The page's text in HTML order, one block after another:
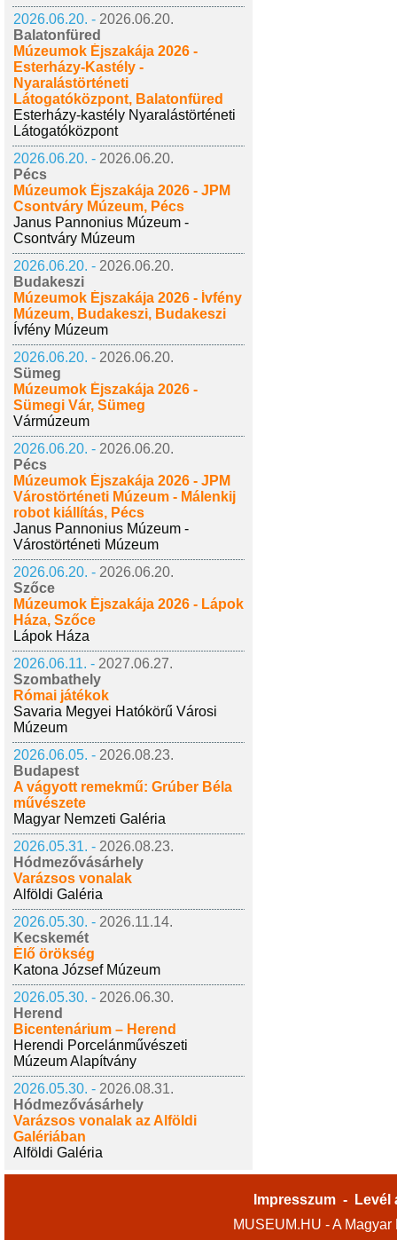
2026.06.20. - 2026.06.20.
Balatonfüred
Múzeumok Éjszakája 2026 -
Esterházy-Kastély -
Nyaralástörténeti
Látogatóközpont, Balatonfüred
Esterházy-kastély Nyaralástörténeti
Látogatóközpont
2026.06.20. - 2026.06.20.
Pécs
Múzeumok Éjszakája 2026 - JPM
Csontváry Múzeum, Pécs
Janus Pannonius Múzeum -
Csontváry Múzeum
2026.06.20. - 2026.06.20.
Budakeszi
Múzeumok Éjszakája 2026 - Ívfény
Múzeum, Budakeszi, Budakeszi
Ívfény Múzeum
2026.06.20. - 2026.06.20.
Sümeg
Múzeumok Éjszakája 2026 -
Sümegi Vár, Sümeg
Vármúzeum
2026.06.20. - 2026.06.20.
Pécs
Múzeumok Éjszakája 2026 - JPM
Várostörténeti Múzeum - Málenkij
robot kiállítás, Pécs
Janus Pannonius Múzeum -
Várostörténeti Múzeum
2026.06.20. - 2026.06.20.
Szőce
Múzeumok Éjszakája 2026 - Lápok
Háza, Szőce
Lápok Háza
2026.06.11. - 2027.06.27.
Szombathely
Római játékok
Savaria Megyei Hatókörű Városi
Múzeum
2026.06.05. - 2026.08.23.
Budapest
A vágyott remekmű: Grúber Béla
művészete
Magyar Nemzeti Galéria
2026.05.31. - 2026.08.23.
Hódmezővásárhely
Varázsos vonalak
Alföldi Galéria
2026.05.30. - 2026.11.14.
Kecskemét
Élő örökség
Katona József Múzeum
2026.05.30. - 2026.06.30.
Herend
Bicentenárium – Herend
Herendi Porcelánművészeti
Múzeum Alapítvány
2026.05.30. - 2026.08.31.
Hódmezővásárhely
Varázsos vonalak az Alföldi
Galériában
Alföldi Galéria
Impresszum -
Levél
MUSEUM.HU - A